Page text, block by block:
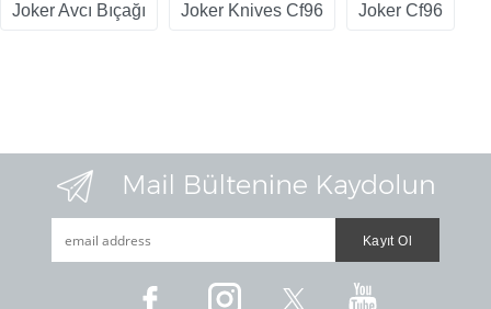
Joker Avcı Bıçağı Joker Knives Cf96 Joker Cf96